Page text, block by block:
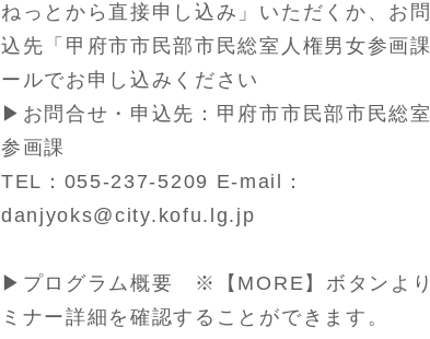
ねっとから直接申し込み」いただくか、お
込先「甲府市市民部市民総室人権男女参画
ールでお申し込みください
▶お問合せ・申込先：甲府市市民部市民総
参画課
TEL：055-237-5209 E-mail：
danjyoks@city.kofu.lg.jp
▶プログラム概要 ※【MORE】ボタンよ
ミナー詳細を確認することができます。